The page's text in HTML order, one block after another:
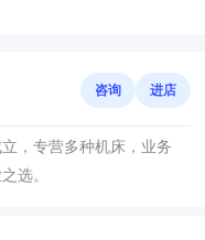
咨询 进店
，专营多种机床，业务
选。